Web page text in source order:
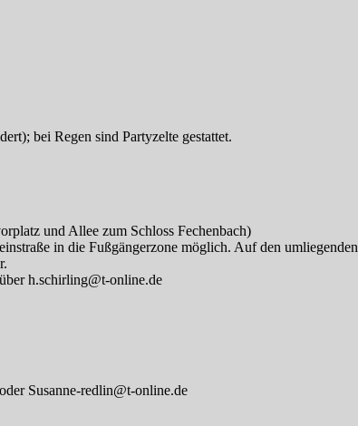
bei Regen sind Partyzelte gestattet.
und Allee zum Schloss Fechenbach)
in die Fußgängerzone möglich. Auf den
h.schirling@t-online.de
Susanne-redlin@t-online.de